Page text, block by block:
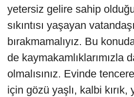
yetersiz gelire sahip
sıkıntısı yaşayan
bırakmamalıyız. Bu
de kaymakamlıklarımızla
olmalısınız. Evinde
için gözü yaşlı, kalbi kırık,